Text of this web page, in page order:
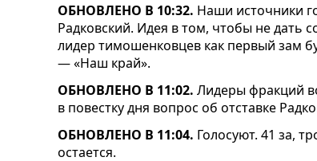
ОБНОВЛЕНО В 10:32. Наши источники
Радковский. Идея в том, чтобы не дать
лидер тимошенковцев как первый зам
— «Наш край».
ОБНОВЛЕНО В 11:02. Лидеры фракций
в повестку дня вопрос об отставке
ОБНОВЛЕНО В 11:04. Голосуют. 41 за,
остается.